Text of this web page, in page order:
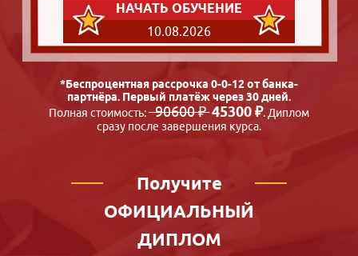
НАЧАТЬ ОБУЧЕНИЕ
10.08.2026
*Беспроцентная рассрочка 0-0-12 от банка-
партнёра. Первый платёж через 30 дней.
Полная стоимость:90600 ₽45300 ₽. Диплом
сразу после завершения курса.
Получите
ОФИЦИАЛЬНЫЙ
ДИПЛОМ